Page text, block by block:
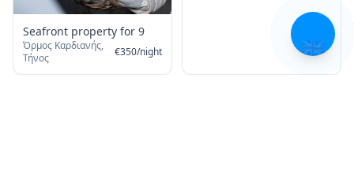
Seafront property for 9
Όρμος Καρδιανής,
Τήνος
€350/night